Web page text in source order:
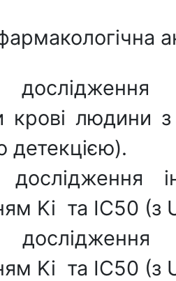
дослідження
крові людини
детекцією).
дослідження
Ki та IC50 (з
дослідження
Ki та IC50 (з